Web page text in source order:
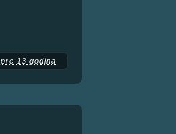
pre 13 godina